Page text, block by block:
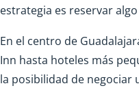
estrategia es reservar
En el centro de
Inn hasta hoteles más
la posibilidad de negociar